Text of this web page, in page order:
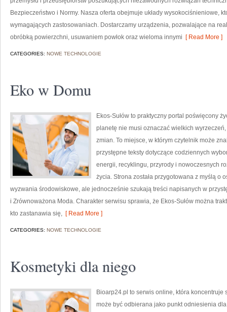
Bezpieczeństwo i Normy. Nasza oferta obejmuje układy wysokociśnieniowe,
wymagających zastosowaniach. Dostarczamy urządzenia, pozwalające na
obróbką powierzchni, usuwaniem powłok oraz wieloma innymi [ Read More ]
CATEGORIES: NOWE TECHNOLOGIE
Eko w Domu
Ekos-Sułów to praktyczny portal poświęcony
planetę nie musi oznaczać wielkich
zmian. To miejsce, w którym czytelnik może
przystępne teksty dotyczące codziennych
energii, recyklingu, przyrody i nowoczesnych
życia. Strona została przygotowana z myślą o
wyzwania środowiskowe, ale jednocześnie szukają treści napisanych w
i Zrównoważona Moda. Charakter serwisu sprawia, że Ekos-Sułów można
kto zastanawia się, [ Read More ]
CATEGORIES: NOWE TECHNOLOGIE
Kosmetyki dla niego
Bioarp24.pl to serwis online, która koncentruje
może być odbierana jako punkt odniesienia